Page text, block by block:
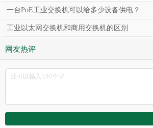
一台PoE工业交换机可以给多少设备供电？
工业以太网交换机和商用交换机的区别
网友热评